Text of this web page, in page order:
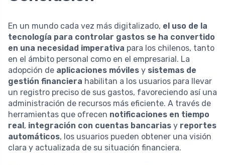
En un mundo cada vez más digitalizado, el uso de la
tecnología para controlar gastos se ha convertido
en una necesidad imperativa para los chilenos, tanto
en el ámbito personal como en el empresarial. La
adopción de aplicaciones móviles y sistemas de
gestión financiera habilitan a los usuarios para llevar
un registro preciso de sus gastos, favoreciendo así una
administración de recursos más eficiente. A través de
herramientas que ofrecen notificaciones en tiempo
real, integración con cuentas bancarias y reportes
automáticos, los usuarios pueden obtener una visión
clara y actualizada de su situación financiera.